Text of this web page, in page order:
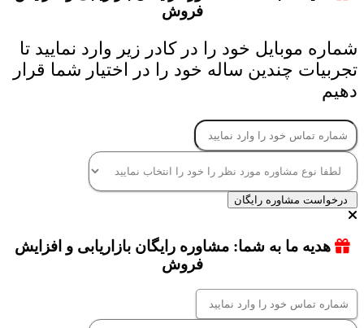
فروش
شماره موبایل خود را در کادر زیر وارد نمایید تا
تجربیات چندین ساله خود را در اختیار شما قرار
دهیم
درخواست مشاوره رایگان
هدیه ما به شما: مشاوره رایگان بازاریابی و افزایش
فروش